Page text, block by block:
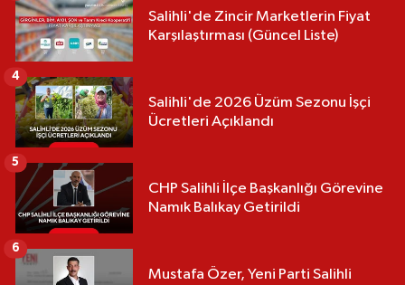
Salihli'de Zincir Marketlerin Fiyat
Karşılaştırması (Güncel Liste)
Salihli'de 2026 Üzüm Sezonu İşçi
Ücretleri Açıklandı
4
CHP Salihli İlçe Başkanlığı Görevine
Namık Balıkay Getirildi
5
Mustafa Özer, Yeni Parti Salihli
6